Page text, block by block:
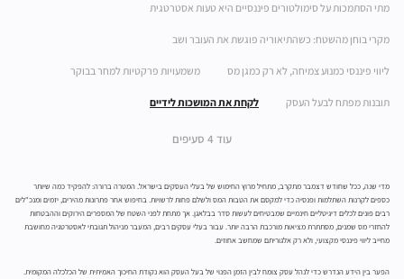
מתי הסתמכות על סימולטורים פיננסיים היא טעות אסטרטגית
מקרי בוחן מהשטח: כשהתיאוריה פוגשת את העובר ושב
ליווי פיננסי כמנוע צמיחה, לא רק כמגן מס משמעויות פרקטיות למחר בבוקר
תובנות מפתח לבעל העסק לקחת את המושכות לידיים
עוד 4 סעיפים
מדי שנה, ככל שחודש דצמבר מתקרב, מתחיל מרוץ החימוש של בעלי העסקים בישראל. המטרה ברורה: להפקיד כמה שיותר
כספים לקרנות השתלמות ופנסיה כדי למקסם את הטבות המס ולשלם פחות לרשויות. בחיפוש אחר פתרונות מהירים, יזמים ומנכ"לים
רבים פונים לכלים דיגיטליים חינמיים שמבטיחים לעשות סדר בבלאגן. אך מתחת לפני השטח של המספרים הירוקים וההבטחות
להחזרי מס שמנים, מסתתרת מציאות מורכבת הרבה יותר. עבור בעלי עסקים רבים, המעבר מניהול תגובתי לאסטרטגיה מחושבת
מחייב ליווי פיננסי מקצועי, ולא רק אלגוריתם שמחשב אחוזים.
הפער בין הידע הנדרש כדי לנהל עסק צומח לבין הזמן הפנוי של בעל העסק הוא נקודת החיכוך האמיתית של הכלכלה המקומית.